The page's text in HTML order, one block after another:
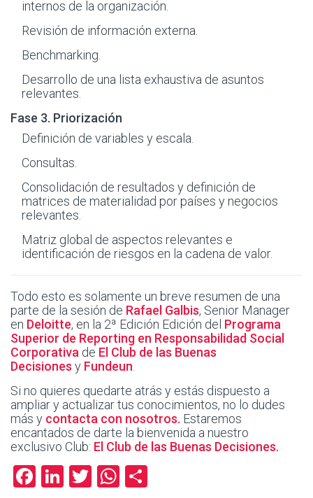
internos de la organización.
Revisión de información externa.
Benchmarking.
Desarrollo de una lista exhaustiva de asuntos
relevantes.
Fase 3. Priorización
Definición de variables y escala.
Consultas.
Consolidación de resultados y definición de
matrices de materialidad por países y negocios
relevantes.
Matriz global de aspectos relevantes e
identificación de riesgos en la cadena de valor.
Todo esto es solamente un breve resumen de una
parte de la sesión de Rafael Galbis, Senior Manager
en Deloitte, en la 2ª Edición Edición del Programa
Superior de Reporting en Responsabilidad Social
Corporativa de El Club de las Buenas
Decisiones y Fundeun
Si no quieres quedarte atrás y estás dispuesto a
ampliar y actualizar tus conocimientos, no lo dudes
más y contacta con nosotros. Estaremos
encantados de darte la bienvenida a nuestro
exclusivo Club: El Club de las Buenas Decisiones.
Facebook
LinkedIn
TwitterWhatsApp